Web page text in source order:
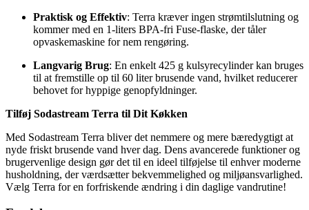
Praktisk og Effektiv: Terra kræver ingen strømtilslutning og
kommer med en 1-liters BPA-fri Fuse-flaske, der tåler
opvaskemaskine for nem rengøring.
Langvarig Brug: En enkelt 425 g kulsyrecylinder kan bruges
til at fremstille op til 60 liter brusende vand, hvilket reducerer
behovet for hyppige genopfyldninger.
Tilføj Sodastream Terra til Dit Køkken
Med Sodastream Terra bliver det nemmere og mere bæredygtigt at
nyde friskt brusende vand hver dag. Dens avancerede funktioner og
brugervenlige design gør det til en ideel tilføjelse til enhver moderne
husholdning, der værdsætter bekvemmelighed og miljøansvarlighed.
Vælg Terra for en forfriskende ændring i din daglige vandrutine!